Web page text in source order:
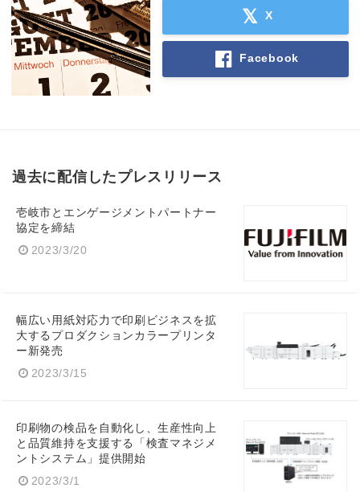
X
Facebook
過去に配信したプレスリリース
壱岐市とエンゲージメントパートナー
協定を締結
2023/3/20
幅広い用紙対応力で印刷ビジネスを拡
大するプロダクションカラープリンタ
ー新発売
2023/3/15
印刷物の検品を自動化し、生産性向上
と品質維持を支援する「検査マネジメ
ントシステム」提供開始
2023/3/1